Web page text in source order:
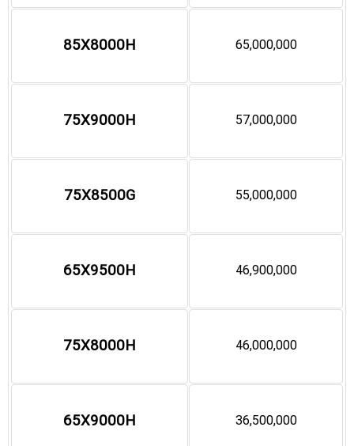
65,000,000
85X8000H
57,000,000
75X9000H
55,000,000
75X8500G
46,900,000
65X9500H
46,000,000
75X8000H
36,500,000
65X9000H